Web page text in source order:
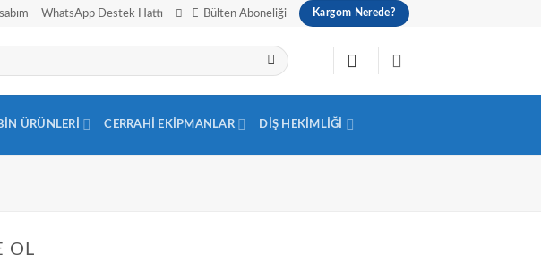
WhatsApp Destek Hattı E-Bülten Aboneliği Kargom Nerede?
ÜRÜNLERI CERRAHI EKIPMANLAR DIŞ HEKIMLIĞI
OL